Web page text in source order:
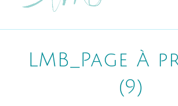
LMB_Page À
(9)